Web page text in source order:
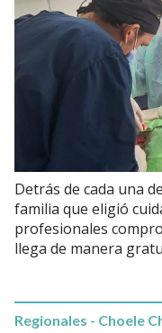
Detrás de cada una
familia que eligió
profesionales
llega de manera
Regionales - Choele